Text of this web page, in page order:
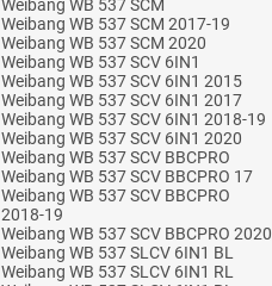
Weibang WB 537 SCM
Weibang WB 537 SCM 2017-19
Weibang WB 537 SCM 2020
Weibang WB 537 SCV 6IN1
Weibang WB 537 SCV 6IN1 2015
Weibang WB 537 SCV 6IN1 2017
Weibang WB 537 SCV 6IN1 2018-19
Weibang WB 537 SCV 6IN1 2020
Weibang WB 537 SCV BBCPRO
Weibang WB 537 SCV BBCPRO 17
Weibang WB 537 SCV BBCPRO
2018-19
Weibang WB 537 SCV BBCPRO 2020
Weibang WB 537 SLCV 6IN1 BL
Weibang WB 537 SLCV 6IN1 RL